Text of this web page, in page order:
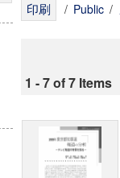
/ Public /
1 - 7 of 7 Items